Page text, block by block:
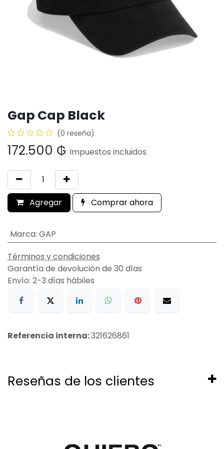
Gap Cap Black
(0 reseña)
172.500 ₲ Impuestos incluidos
Agregar Comprar ahora
Marca: GAP
Términos y condiciones
Garantía de devolución de 30 días
Envío: 2-3 días hábiles
Referencia interna:321626861
Reseñas de los clientes